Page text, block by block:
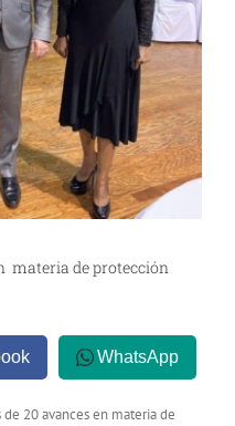
materia de protección
WhatsApp
de 20 avances en materia de